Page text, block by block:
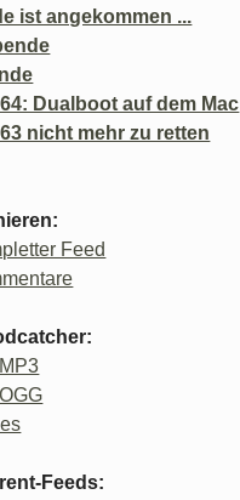
ist angekommen ...
Dualboot auf dem Mac
nicht mehr zu retten
Feed
Feeds: